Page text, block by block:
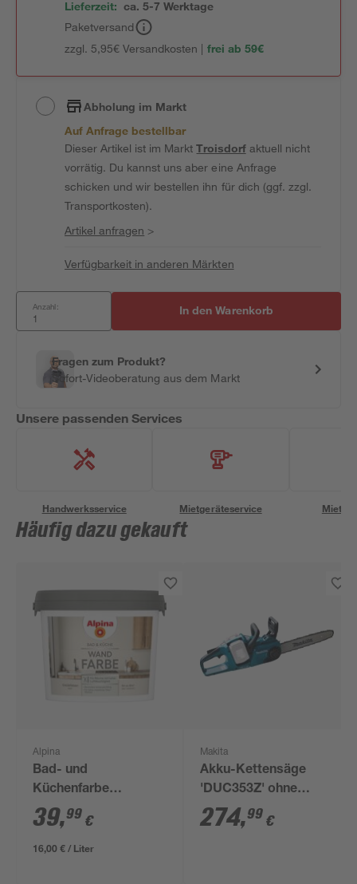
Lieferzeit: ca. 5-7 Werktage
Paketversand
zzgl. 5,95€ Versandkosten | frei ab 59€
Abholung im Markt
Auf Anfrage bestellbar
Dieser Artikel ist im MarktTroisdorfaktuell nicht
vorrätig. Du kannst uns aber eine Anfrage
schicken und wir bestellen ihn für dich (ggf. zzgl.
Transportkosten).
Artikel anfragen >
Verfügbarkeit in anderen Märkten
Anzahl: In den Warenkorb
Fragen zum Produkt?
Sofort-Videoberatung aus dem Markt
Unsere passenden Services
Handwerksservice Mietgeräteservice
Häufig dazu gekauft
Alpina
Bad- und
Küchenfarbe
Kreidefelsen 2,5 l
39,99 €
16,00 € / Liter
Makita
Akku-Kettensäge
'DUC353Z' ohne
Akku, 2 x 18 V, 35 cm
274,99 €